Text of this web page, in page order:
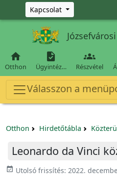
Ugrás a fő tartalomra
Kapcsolat

Otthon

Ügyintéz…

Részvétel
Válasszon a
Otthon Hirdetőtábla
Leonardo da Vinci
event_available Utolsó frissítés: 2022.